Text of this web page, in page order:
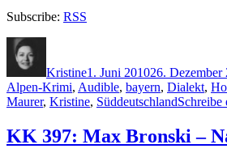
Subscribe: RSS
Kristine1. Juni 201026. Dezember
Alpen-Krimi, Audible, bayern, Dialekt,
Maurer, Kristine, SüddeutschlandSchreibe
KK 397: Max Bronski –